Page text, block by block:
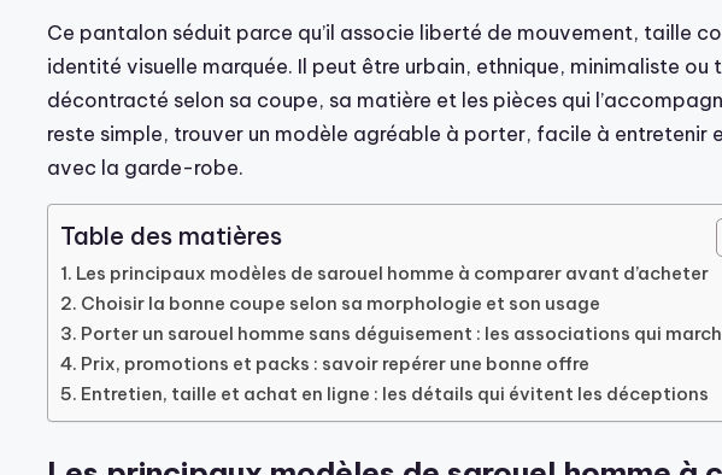
Ce pantalon séduit parce qu’il associe liberté de mouvement, taille
identité visuelle marquée. Il peut être urbain, ethnique, minimaliste ou
décontracté selon sa coupe, sa matière et les pièces qui
reste simple, trouver un modèle agréable à porter, facile à entretenir
avec la garde-robe.
Table des matières
Les principaux modèles de sarouel homme à comparer avant d’acheter
Choisir la bonne coupe selon sa morphologie et son usage
Porter un sarouel homme sans déguisement : les associations qui
Prix, promotions et packs : savoir repérer une bonne offre
Entretien, taille et achat en ligne : les détails qui évitent les déceptions